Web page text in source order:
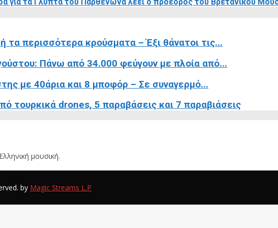
τα περισσότερα κρούσματα – Έξι θάνατοι τις...
Πάνω από 34.000 φεύγουν με πλοία από...
με 40άρια και 8 μποφόρ – Σε συναγερμό...
τουρκικά drones, 5 παραβάσεις και 7 παραβιάσεις
μουσική.
by Magic Streams L.P